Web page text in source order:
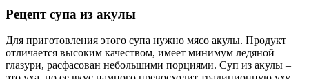
Рецепт супа из акулы
Для приготовления этого супа нужно мясо акулы. Продукт
отличается высоким качеством, имеет минимум ледяной
глазури, расфасован небольшими порциями. Суп из акулы –